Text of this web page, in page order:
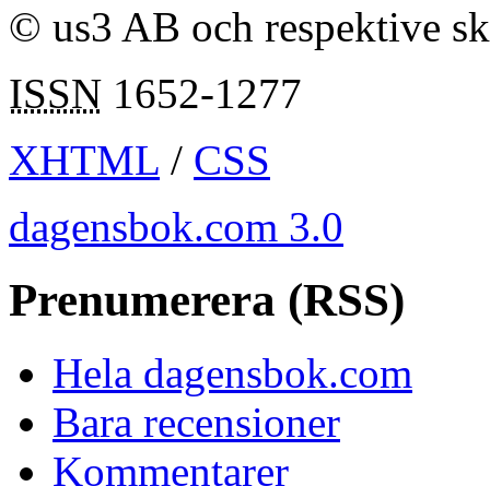
© us3 AB och respektive
ISSN 1652-1277
XHTML / CSS
dagensbok.com 3.0
Prenumerera (RSS)
Hela dagensbok.com
Bara recensioner
Kommentarer